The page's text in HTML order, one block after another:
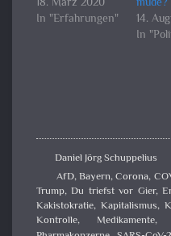
In "Erfahrungen"
14.
In
Daniel Jörg Schuppelius
AfD,Bayern,Corona,
Trump,Du triefst vor Gier,
Kakistokratie, Kapitalismus,
Kontrolle, Medikamente,